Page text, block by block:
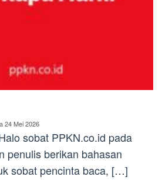
24 Mei 2026
sobat PPKN.co.id pada
penulis berikan bahasan
sobat pencinta baca, […]